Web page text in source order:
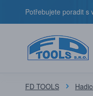
Potřebujete poradit s
FD TOOLS